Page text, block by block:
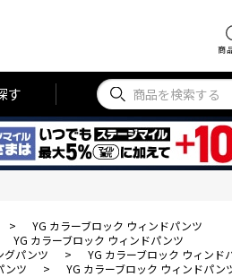
商
す
>
YG カラーブロック ウィンドパンツ
YG カラーブロック ウィンドパンツ
グパンツ >
YG カラーブロック ウィンド
ンツ > YG カラーブロック ウィンドパン